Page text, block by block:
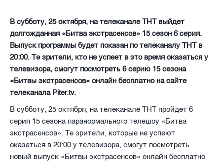
В субботу, 25 октября, на телеканале ТНТ выйдет
долгожданная «Битва экстрасенсов» 15 сезон 6 серия.
Выпуск программы будет показан по телеканалу ТНТ в
20:00. Те зрители, кто не успеет в это время оказаться у
телевизора, смогут посмотреть 6 серию 15 сезона
«Битвы экстрасенсов» онлайн бесплатно на сайте
телеканала Piter.tv.
В субботу, 25 октября, на телеканале ТНТ пройдет 6
серия 15 сезона паранормального телешоу «Битва
экстрасенсов». Те зрители, которые не успеют
оказаться в 20:00 у телевизора, смогут посмотреть
новый выпуск «Битвы экстрасенсов» онлайн бесплатно